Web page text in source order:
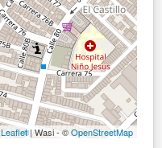
Leaflet| Wasi - ©OpenStreetMap